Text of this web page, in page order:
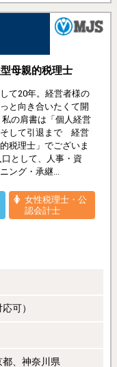
母親的税理士
て20年。経営者様の
と向き合いたくて開
の肩書は「個人経営
して引退まで 経営
税理士」でございま
として、人事・資
ング・承継...
女性税理士・公
認会計士
可）
、神奈川県